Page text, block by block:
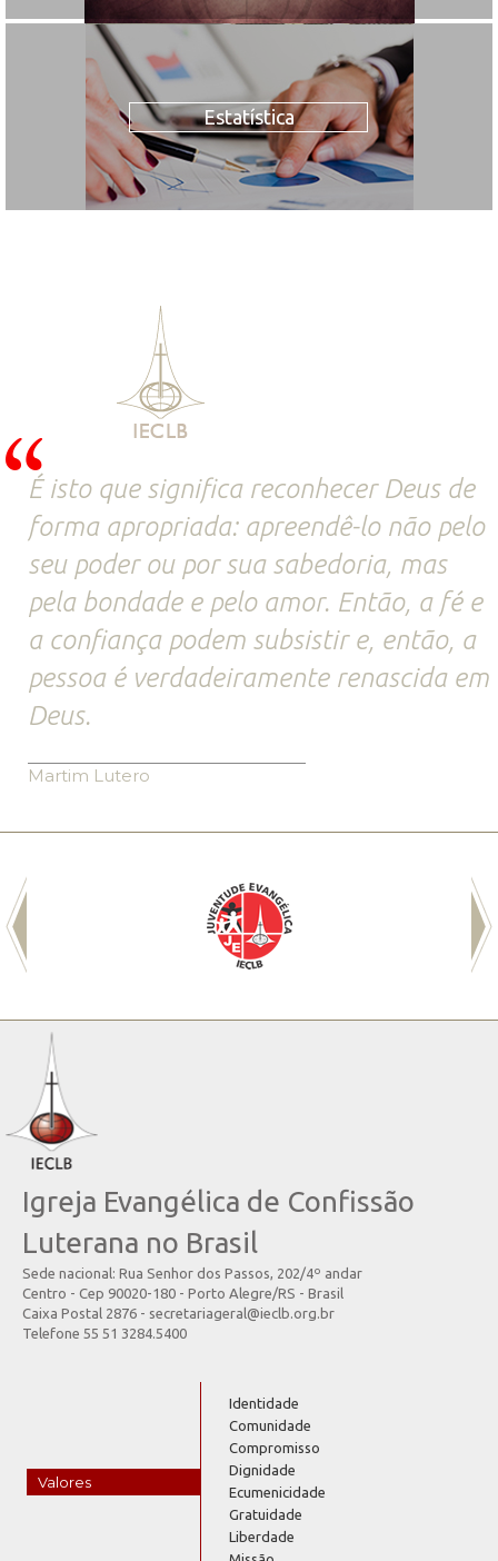
Estatística
É isto que significa reconhecer Deus de
forma apropriada: apreendê-lo não pelo
seu poder ou por sua sabedoria, mas
pela bondade e pelo amor. Então, a fé e
a confiança podem subsistir e, então, a
pessoa é verdadeiramente renascida em
Deus.
Martim Lutero
Igreja Evangélica de Confissão
Luterana no Brasil
Sede nacional: Rua Senhor dos Passos, 202/4º andar
Centro - Cep 90020-180 - Porto Alegre/RS - Brasil
Caixa Postal 2876 - secretariageral@ieclb.org.br
Telefone 55 51 3284.5400
Valores
Identidade
Comunidade
Compromisso
Dignidade
Ecumenicidade
Gratuidade
Liberdade